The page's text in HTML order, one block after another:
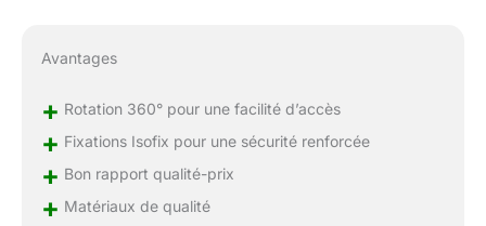
Avantages
+ Rotation 360° pour une facilité d’accès
+ Fixations Isofix pour une sécurité renforcée
+ Bon rapport qualité-prix
+ Matériaux de qualité